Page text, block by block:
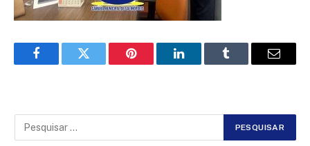
FacebookTwitter Pinterest LinkedInTumblr Email